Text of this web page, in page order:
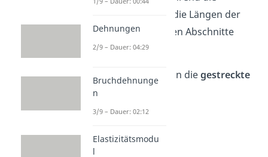
nummerierten l für die Längen der
einzelnen unterteilten Abschnitte
stehen.
Das Ergebnis ist dann diegestreckte
Länge
Dehnungen
2/9 – Dauer: 04:29
Bruchdehnunge
n
3/9 – Dauer: 02:12
Elastizitätsmodu
l